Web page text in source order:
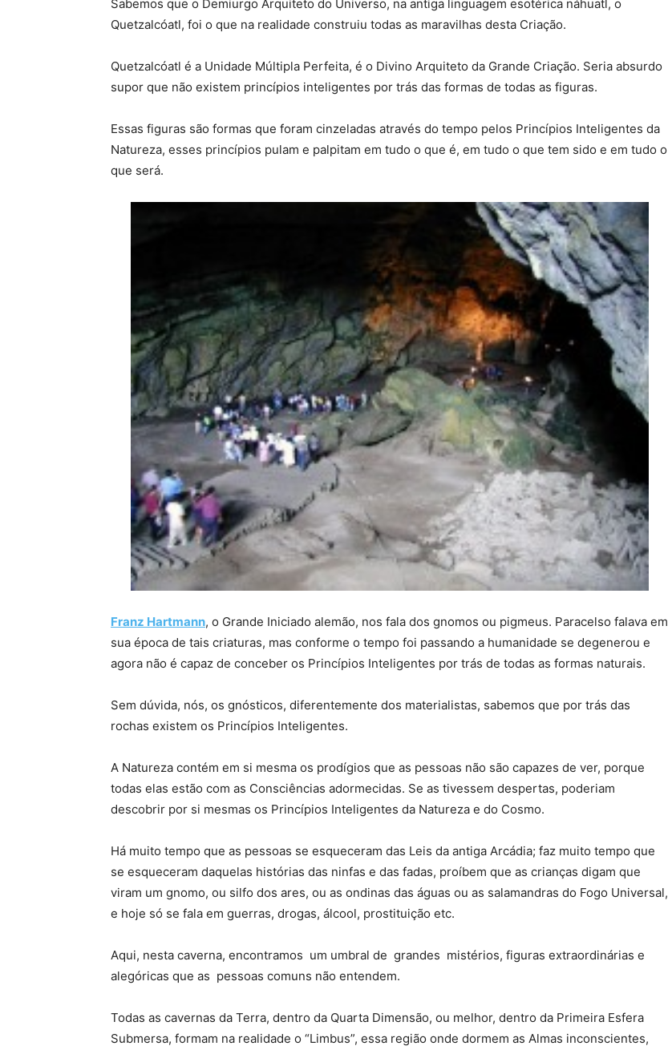
Sabemos que o Demiurgo Arquiteto do Universo, na antiga linguagem esotérica náhuatl, o
Quetzalcóatl, foi o que na realidade construiu todas as maravilhas desta Criação.
Quetzalcóatl é a Unidade Múltipla Perfeita, é o Divino Arquiteto da Grande Criação. Seria absurdo
supor que não existem princípios inteligentes por trás das formas de todas as figuras.
Essas figuras são formas que foram cinzeladas através do tempo pelos Princípios Inteligentes da
Natureza, esses princípios pulam e palpitam em tudo o que é, em tudo o que tem sido e em tudo o
que será.
Franz Hartmann, o Grande Iniciado alemão, nos fala dos gnomos ou pigmeus. Paracelso falava em
sua época de tais criaturas, mas conforme o tempo foi passando a humanidade se degenerou e
agora não é capaz de conceber os Princípios Inteligentes por trás de todas as formas naturais.
Sem dúvida, nós, os gnósticos, diferentemente dos materialistas, sabemos que por trás das
rochas existem os Princípios Inteligentes.
A Natureza contém em si mesma os prodígios que as pessoas não são capazes de ver, porque
todas elas estão com as Consciências adormecidas. Se as tivessem despertas, poderiam
descobrir por si mesmas os Princípios Inteligentes da Natureza e do Cosmo.
Há muito tempo que as pessoas se esqueceram das Leis da antiga Arcádia; faz muito tempo que
se esqueceram daquelas histórias das ninfas e das fadas, proíbem que as crianças digam que
viram um gnomo, ou silfo dos ares, ou as ondinas das águas ou as salamandras do Fogo Universal,
e hoje só se fala em guerras, drogas, álcool, prostituição etc.
Aqui, nesta caverna, encontramos um umbral de grandes mistérios, figuras extraordinárias e
alegóricas que as pessoas comuns não entendem.
Todas as cavernas da Terra, dentro da Quarta Dimensão, ou melhor, dentro da Primeira Esfera
Submersa, formam na realidade o “Limbus”, essa região onde dormem as Almas inconscientes,